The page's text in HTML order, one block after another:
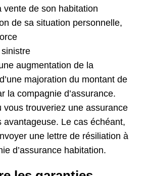
vente de son habitation
de sa situation personnelle,
sinistre
augmentation de la
majoration du montant de
la compagnie d’assurance.
vous trouveriez une assurance
avantageuse. Le cas échéant,
une lettre de résiliation à
d’assurance habitation.